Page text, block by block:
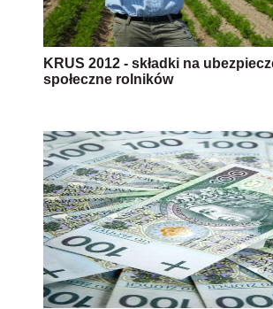
KRUS 2012 - składki na
społeczne rolników